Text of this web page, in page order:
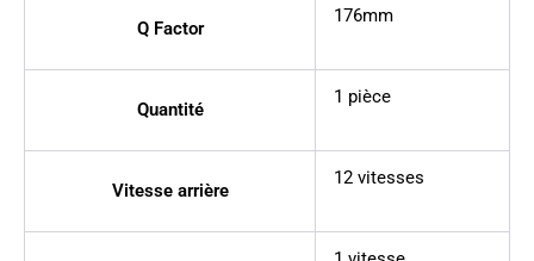
Q Factor
176mm
Quantité
1 pièce
Vitesse arrière
12 vitesses